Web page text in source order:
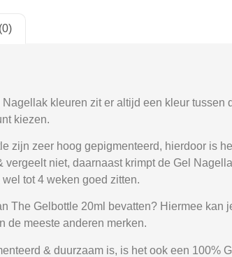
kleuren zit er altijd een kleur
kiezen.
zijn zeer hoog gepigmenteerd, hierdoor is
vergeelt niet, daarnaast krimpt de Gel
tot 4 weken goed zitten.
The Gelbottle 20ml bevatten? Hiermee
de meeste anderen merken.
& duurzaam is, is het ook een 100%